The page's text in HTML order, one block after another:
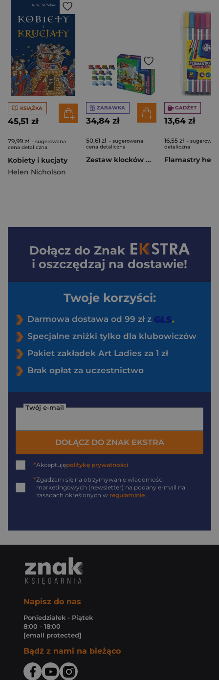
KSIĄŻKA
45,51 zł
79,99 zł - sugerowana
cena detaliczna
Kobiety i kucjaty
Helen Nicholson
ZABAWKA
34,84 zł
50,61 zł - sugerowana
cena detaliczna
Zestaw klocków magnetycznych Astrafun Pixel One Dżungla 25 szt.
GADŻET
13,64 zł
16,55 zł -
detaliczna
Dołącz do Znak
i oszczędzaj na dostawie!
Twoje korzyści:
Darmowa dostawa od 99 zł z
Specjalne zniżki tylko dla klubowiczów
Pakiet zakładek Art Ladies za 1 zł
Brak opłat za uczestnictwo
Twój e-mail
DOŁĄCZ DO ZNAK EKSTRA
*Akceptujępolitykę prywatności
*Zgadzam się na otrzymywanie wiadomości
marketingowych (newsletter) na podany e-mail na
zasadach określonych w regulaminie.
Napisz do nas
Poniedziałek - Piątek
8:00 - 18:00
[email protected]
Bądź z nami na bieżąco